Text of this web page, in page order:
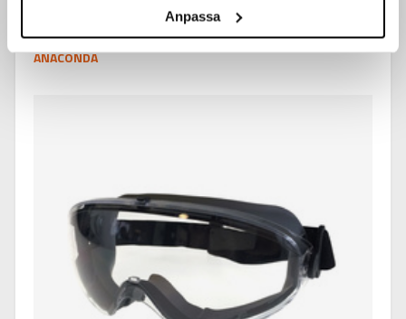
Anpassa
Skyddsutrustning / Skyddsglasögon
ANACONDA